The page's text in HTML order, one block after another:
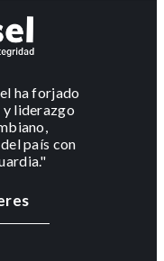
ha forjado
y liderazgo
país con